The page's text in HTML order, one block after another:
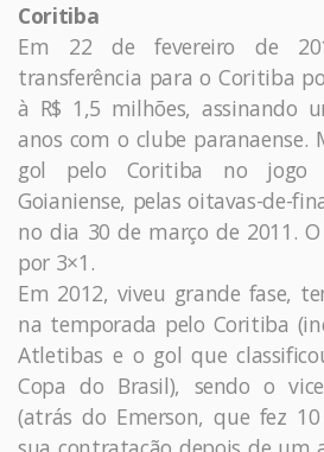
Coritiba
Em 22 de fevereiro de
transferência para o Coritiba
à R$ 1,5 milhões, assinando
anos com o clube paranaense.
gol pelo Coritiba no jogo
Goianiense, pelas oitavas-de-
no dia 30 de março de 2011.
por 3×1.
Em 2012, viveu grande fase,
na temporada pelo Coritiba
Atletibas e o gol que
Copa do Brasil), sendo o
(atrás do Emerson, que fez